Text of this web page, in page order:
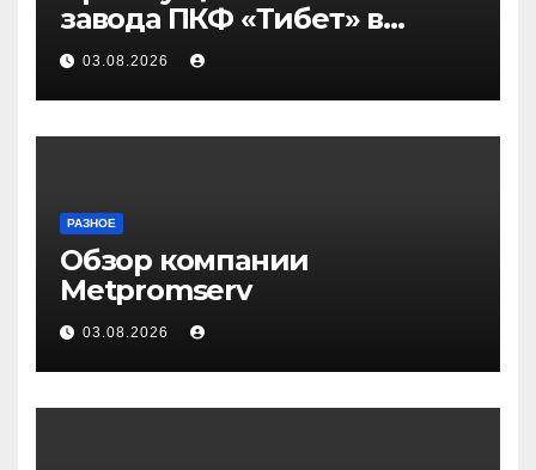
завода ПКФ «Тибет» в
Волгограде и Волжском
03.08.2026
РАЗНОЕ
Обзор компании
Metpromserv
03.08.2026